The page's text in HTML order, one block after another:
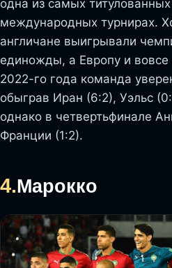
одна из самых
международных турнирах.
англичане выигрывали
единожды, а Европу и
2022-го года команда
обыграв Иран (6:2), Уэльс
однако в четвертьфинале
Франции (1:2).
4.Марокко